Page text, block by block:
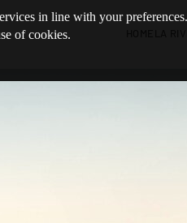
in line with your
of cookies.